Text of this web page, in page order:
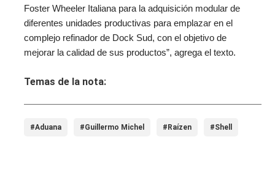
Foster Wheeler Italiana para la adquisición modular de
diferentes unidades productivas para emplazar en el
complejo refinador de Dock Sud, con el objetivo de
mejorar la calidad de sus productos”, agrega el texto.
Temas de la nota:
#Aduana #Guillermo Michel #Raízen #Shell